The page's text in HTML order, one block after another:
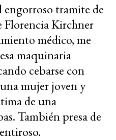
tramite de
Florencia Kirchner
médico, me
maquinaria
cebarse con
mujer joven y
de una
También presa de